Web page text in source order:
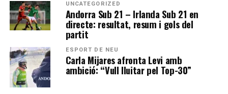
UNCATEGORIZED
Andorra Sub 21 – Irlanda Sub 21 en
directe: resultat, resum i gols del
partit
ESPORT DE NEU
Carla Mijares afronta Levi amb
ambició: “Vull lluitar pel Top-30”